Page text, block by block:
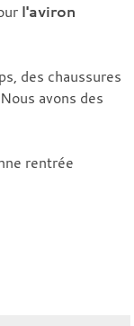
l'aviron
des chaussures
avons des
rentrée